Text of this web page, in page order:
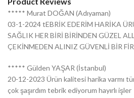
***** Murat DOĞAN (Adıyaman)
03-1-2024 tEBRİK EDERİM HARİKA
SAĞLIK HER BİRİ BİRİNDEN GÜZEL
ÇEKİNMEDEN ALINIZ GÜVENLİ BİR
***** Gülden YAŞAR (İstanbul)
20-12-2023 Ürün kalitesi harika varmı
çok şaşırdım tebrik ediyorum hayırlı işler